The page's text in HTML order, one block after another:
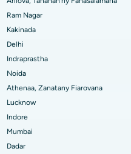
Suryaraopeta Main Road,
Canal Circular Road, Kolkata
CBD Belapur, Navi Mumbai
Nashik
Hyderabad
Bangalore
Ram Nagar
Kakinada
Delhi
Indraprastha
Noida
Athenaa, Zanatany Fiarovana
Lucknow
Indore
Mumbai
Dadar